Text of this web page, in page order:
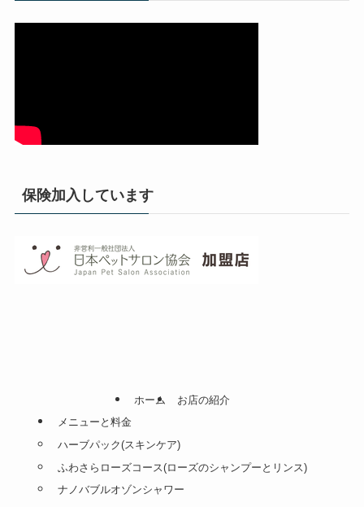
保険加入しています
ホーム
お店の紹介
メニューと料金
ハーブパック(スキンケア)
ふわさらローズコース(ローズのシャンプーとリンス)
ナノバブルオゾンシャワー